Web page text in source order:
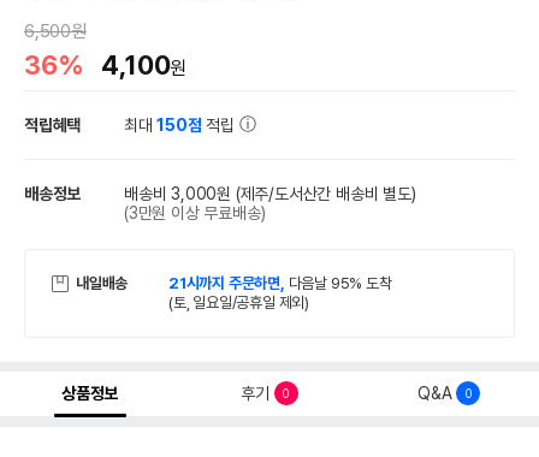
6,500원
36% 4,100원
적립혜택 최대150점 적립
배송정보 배송비 3,000원 (제주/도서산간 배송비 별도)
(3만원 이상 무료배송)
내일배송 21시까지 주문하면, 다음날 95% 도착
(토, 일요일/공휴일 제외)
상품정보 후기 0 Q&A 0